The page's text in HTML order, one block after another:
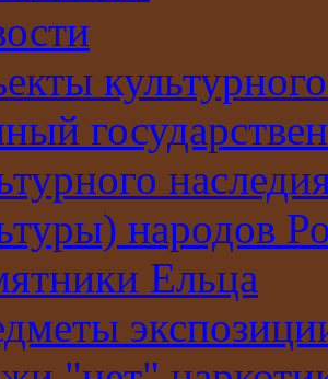
народов
Ельца